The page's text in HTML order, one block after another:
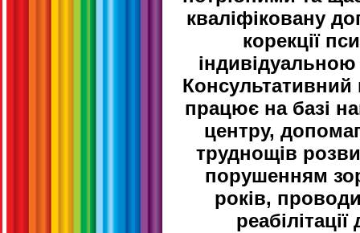
кваліфіковану
корекції
індивідуальною
Консультативний
працює на базі
центру,
труднощів
порушенням
років,
реабілітації